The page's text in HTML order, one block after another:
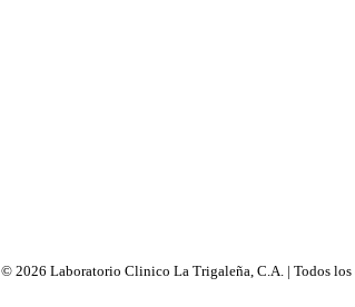
© 2026 Laboratorio Clinico La Trigaleña, C.A. | Todos los